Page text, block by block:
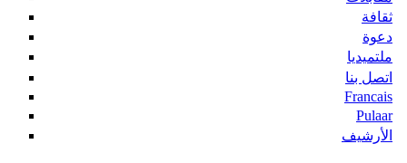
ثقافة
دعوة
ملتميديا
اتصل بنا
Francais
Pulaar
الأرشيف